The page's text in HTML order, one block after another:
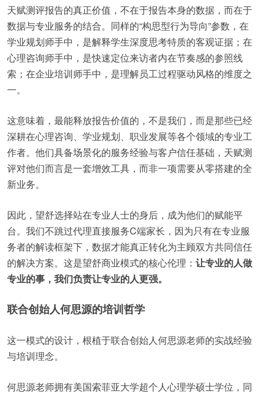
天赋测评报告的真正价值，不在于报告本身的数据，而在于
数据与专业服务的结合。同样的“构思型行为导向”参数，在
学业规划师手中，是解释学生深度思考特质的客观证据；在
心理咨询师手中，是快速定位来访者内在节奏感的参照线
索；在企业培训师手中，是理解员工过程驱动风格的维度之
一。
这意味着，最能释放报告价值的，不是我们，而是那些已经
深耕在心理咨询、学业规划、职业发展等各个领域的专业工
作者。他们具备场景化的服务经验与客户信任基础，天赋测
评对他们而言是一套增效工具，而非一项需要从零搭建的全
新业务。
因此，望舒选择站在专业人士的身后，成为他们的赋能平
台。我们不跳过代理直接服务C端家长，因为只有在专业服
务者的解读框架下，数据才能真正转化为主顾双方共同信任
的解决方案。这是望舒商业模式的核心伦理： 让专业的人做
专业的事，我们负责让专业的人更强。
联合创始人何思源的培训哲学
这一模式的设计，根植于联合创始人何思源老师的实战经验
与培训理念。
何思源老师拥有美国索菲亚大学超个人心理学硕士学位，同